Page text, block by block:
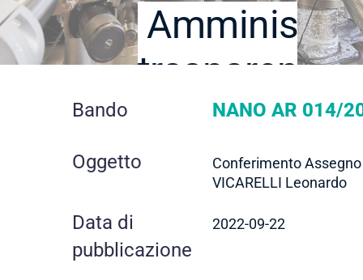
trasparente
dettaglio
contratto
Bando NANO AR 014/
Oggetto
Conferimento
VICARELLI Leonardo
Data di
pubblicazione
2022-09-22